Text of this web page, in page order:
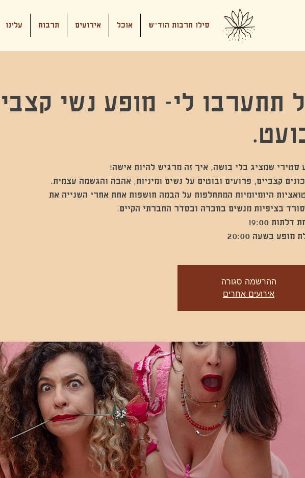
סילו תרבות הוד"ש אוכל אירועים תרבות עלינו
תתערבו לי- מופע נשי
קצביים, פרועים ובוטים על נשים ומיניות, אהבה והגשמה עצמית.
היומיומיות המתחלפות על הבמה חושפות אחת אחרי השנייה את
מופע בשעה 20:00
ההרשמה סגורה
אירועים אחרים